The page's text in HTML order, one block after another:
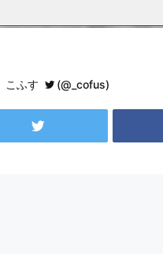
こふす (@_cofus)